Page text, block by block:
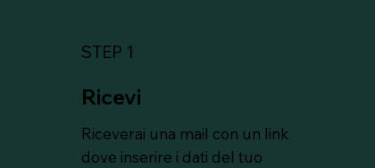
Riceverai una mail con un link
dove inserire i dati del tuo
Ricevi
STEP 1